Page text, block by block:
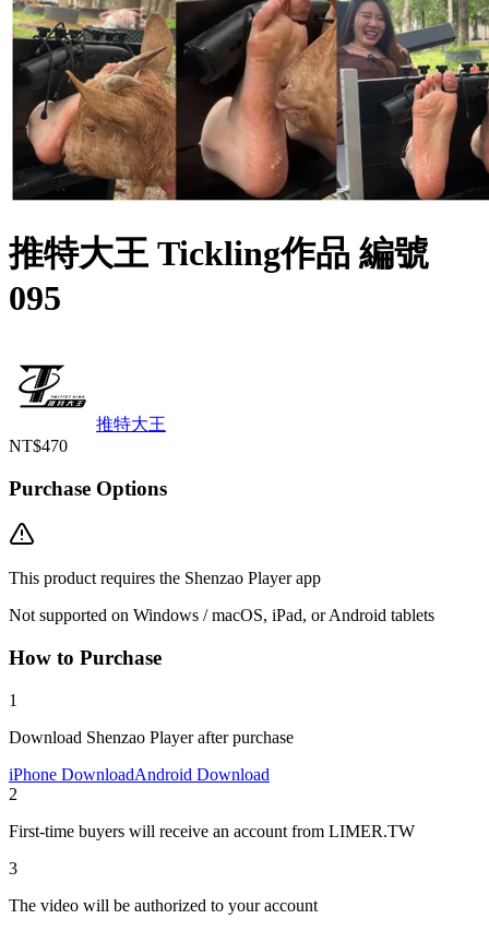
推特大王 Tickling作品 編號
095
推特大王
NT$470
Purchase Options
This product requires the Shenzao Player app
Not supported on Windows / macOS, iPad, or Android tablets
How to Purchase
1
Download Shenzao Player after purchase
iPhone DownloadAndroid Download
2
First-time buyers will receive an account from LIMER.TW
3
The video will be authorized to your account